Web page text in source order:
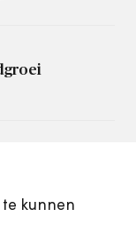
kunnen